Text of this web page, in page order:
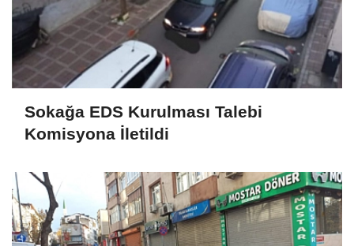
Sokağa EDS Kurulması Talebi
Komisyona İletildi